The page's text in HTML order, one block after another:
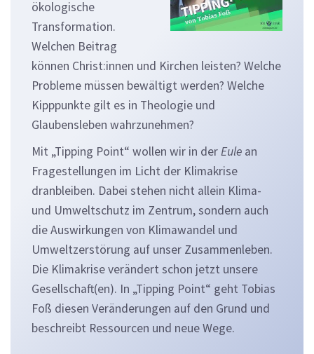
ökologische
Transformation.
Welchen Beitrag
können Christ:innen und Kirchen leisten? Welche
Probleme müssen bewältigt werden? Welche
Kipppunkte gilt es in Theologie und
Glaubensleben wahrzunehmen?
Mit „Tipping Point“ wollen wir in derEule an
Fragestellungen im Licht der Klimakrise
dranbleiben. Dabei stehen nicht allein Klima-
und Umweltschutz im Zentrum, sondern auch
die Auswirkungen von Klimawandel und
Umweltzerstörung auf unser Zusammenleben.
Die Klimakrise verändert schon jetzt unsere
Gesellschaft(en). In „Tipping Point“ geht Tobias
Foß diesen Veränderungen auf den Grund und
beschreibt Ressourcen und neue Wege.